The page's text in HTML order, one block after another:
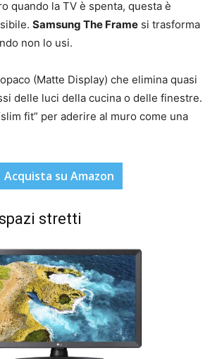
quando la TV è spenta, questa è
Samsung The Frame si trasforma
non lo usi.
(Matte Display) che elimina quasi
delle luci della cucina o delle finestre.
fit” per aderire al muro come una
Acquista su Amazon
spazi stretti